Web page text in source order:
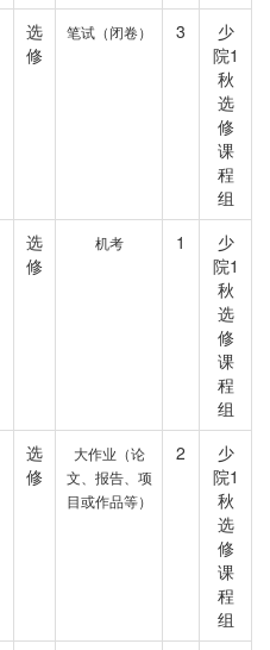
选
修
笔试（闭卷） 3
少
院1
秋
选
修
课
程
组
选
修
机考 1
少
院1
秋
选
修
课
程
组
选
修
大作业（论
文、报告、项
目或作品等）
2
少
院1
秋
选
修
课
程
组